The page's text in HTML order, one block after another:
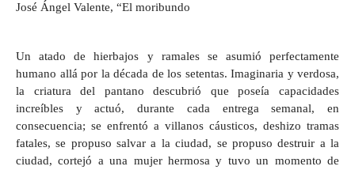
José Ángel Valente, “El moribundo
Un atado de hierbajos y ramales se asumió perfectamente
humano allá por la década de los setentas. Imaginaria y verdosa,
la criatura del pantano descubrió que poseía capacidades
increíbles y actuó, durante cada entrega semanal, en
consecuencia; se enfrentó a villanos cáusticos, deshizo tramas
fatales, se propuso salvar a la ciudad, se propuso destruir a la
ciudad, cortejó a una mujer hermosa y tuvo un momento de